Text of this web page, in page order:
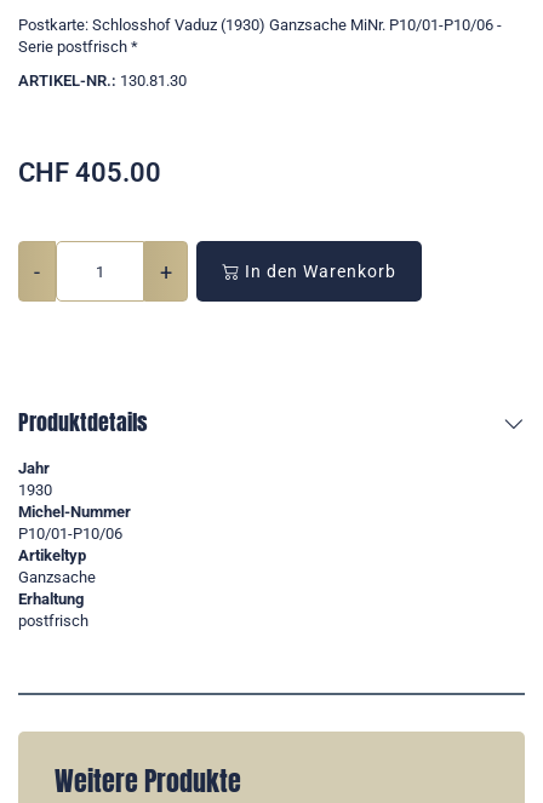
Postkarte: Schlosshof Vaduz (1930) Ganzsache MiNr. P10/01-P10/06 -
Serie postfrisch *
ARTIKEL-NR.: 130.81.30
CHF 405.00
- + In den Warenkorb
Produktdetails
Jahr
1930
Michel-Nummer
P10/01-P10/06
Artikeltyp
Ganzsache
Erhaltung
postfrisch
Weitere Produkte